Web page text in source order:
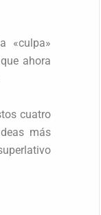
«culpa»
ahora
cuatro
más